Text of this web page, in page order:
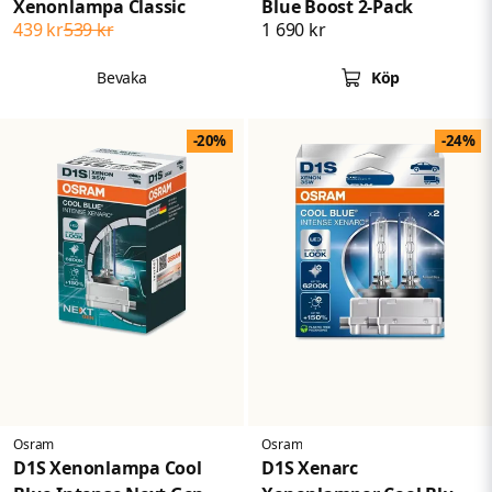
Xenonlampa Classic
539 kr
439 kr
Bevaka
Blue Boost 2-Pack
1 690 kr
Köp
Osram
D1S Xenonlampa Cool
-20%
Osram
D1S Xenarc
-24%